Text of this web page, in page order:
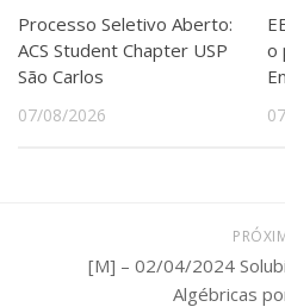
Processo Seletivo Aberto:
ACS Student Chapter USP
São Carlos
07/08/2026
o
[M] – 02/04/2024
Algébricas